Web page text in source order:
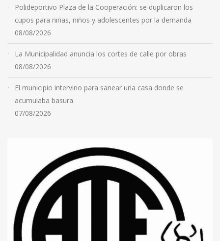
Polideportivo Plaza de la Cooperación: se duplicaron los
cupos para niñas, niños y adolescentes por la demanda
08/08/2026
La Municipalidad anuncia los cortes de calle por obras
08/08/2026
El municipio intervino para sanear una casa donde se
acumulaba basura
07/08/2026